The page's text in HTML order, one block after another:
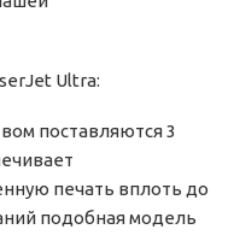
Ultra:
поставляются 3
печать вплоть до
подобная модель